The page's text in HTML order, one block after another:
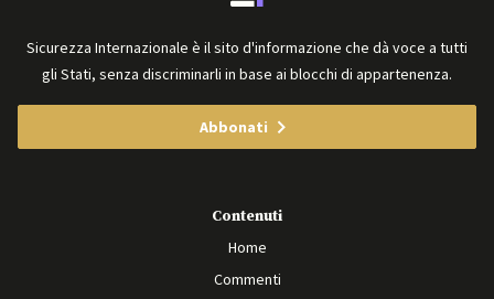
Sicurezza Internazionale è il sito d'informazione che dà voce a tutti
gli Stati, senza discriminarli in base ai blocchi di appartenenza.
Abbonati
Contenuti
Home
Commenti